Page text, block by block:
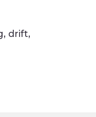
drift,